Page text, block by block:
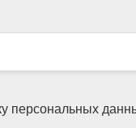
персональных